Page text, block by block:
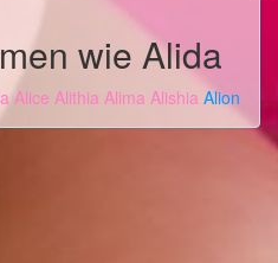
wie Alida
Alice Alithia Alima Alishia Alion